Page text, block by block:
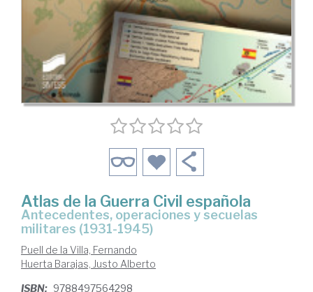
Atlas de la Guerra Civil española
antecedentes, operaciones y secuelas
militares (1931-1945)
Puell de la Villa, Fernando
Huerta Barajas, Justo Alberto
ISBN: 9788497564298